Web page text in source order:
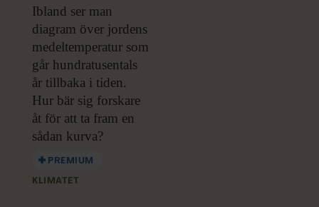
Ibland ser man
diagram över jordens
medeltemperatur som
går hundratusentals
år tillbaka i tiden.
Hur bär sig forskare
åt för att ta fram en
sådan kurva?
PREMIUM
KLIMATET